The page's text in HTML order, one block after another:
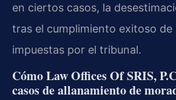
en ciertos casos, la
tras el cumplimiento exitoso de
impuestas por el tribunal.
Cómo Law Offices Of SRIS,
casos de allanamiento de